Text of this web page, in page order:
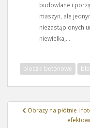
budowlane i
maszyn, ale
niezastąpionych
niewielka,...
bloczki betonowe
Nawigacja
Obrazy na płótnie i